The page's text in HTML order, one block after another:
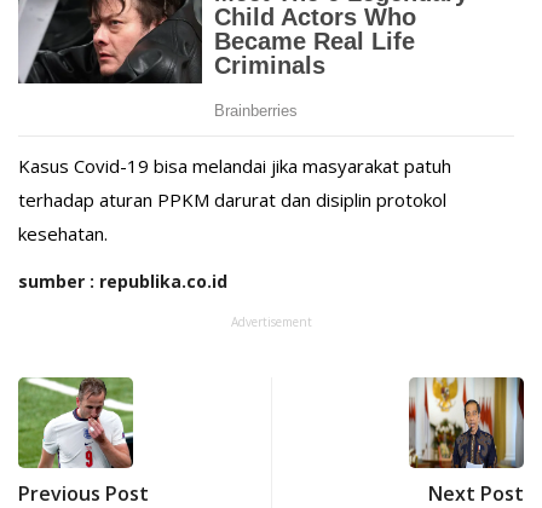
Kasus Covid-19 bisa melandai jika masyarakat patuh
terhadap aturan PPKM darurat dan disiplin protokol
kesehatan.
sumber : republika.co.id
Advertisement
Previous Post Next Post